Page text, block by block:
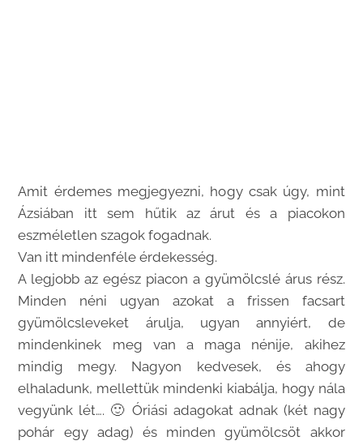
Amit érdemes megjegyezni, hogy csak úgy, mint
Ázsiában itt sem hűtik az árut és a piacokon
eszméletlen szagok fogadnak.
Van itt mindenféle érdekesség.
A legjobb az egész piacon a gyümölcslé árus rész.
Minden néni ugyan azokat a frissen facsart
gyümölcsleveket árulja, ugyan annyiért, de
mindenkinek meg van a maga nénije, akihez
mindig megy. Nagyon kedvesek, és ahogy
elhaladunk, mellettük mindenki kiabálja, hogy nála
vegyünk lét…. 🙂 Óriási adagokat adnak (két nagy
pohár egy adag) és minden gyümölcsöt akkor